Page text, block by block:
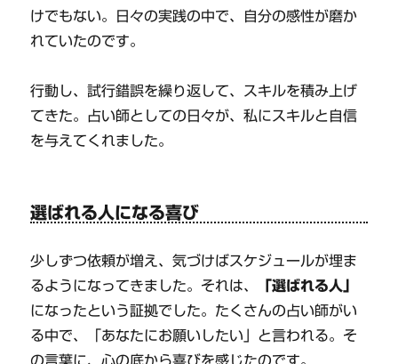
けでもない。日々の実践の中で、自分の感性が磨か
れていたのです。
行動し、試行錯誤を繰り返して、スキルを積み上げ
てきた。占い師としての日々が、私にスキルと自信
を与えてくれました。
選ばれる人になる喜び
少しずつ依頼が増え、気づけばスケジュールが埋ま
るようになってきました。それは、
「選ばれる人」
になったという証拠でした。たくさんの占い師がい
る中で、「あなたにお願いしたい」と言われる。そ
の言葉に、心の底から喜びを感じたのです。